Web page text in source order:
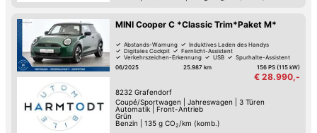
MINI Cooper C *Classic Trim*Paket M*
Abstands-Warnung
Induktives Laden des Handys
Digitales Cockpit
Fernlicht-Assistent
Verkehrszeichen-Erkennung
USB
Spurhalte-Assistent
Hochwertiges Sound-System
06/2025 25.987 km 156 PS (115 kW)
€ 28.990,-
8232 Grafendorf
Coupé/Sportwagen
Jahreswagen
3 Türen
Automatik|
Front-Antrieb
Grün
Benzin
135 g CO2/km (komb.)